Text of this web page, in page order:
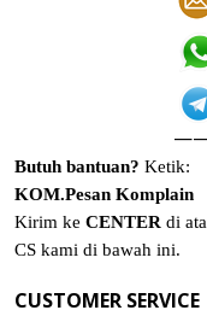
Butuh bantuan? Ketik:
KOM.Pesan Komplain
Kirim ke CENTER di
CS kami di bawah ini.
CUSTOMER SERVICE